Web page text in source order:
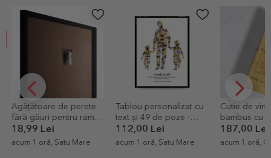
Agățătoare de perete
fără găuri pentru rame,
tablouri, canvas
18,99 Lei
acum 1 oră, Satu Mare
Tablou personalizat cu
text și 49 de poze -
Tata, 2 băieți
112,00 Lei
acum 1 oră, Satu Mare
Cutie de vin
bambus cu
- La Mulți
187,00 Lei
acum 1 oră,